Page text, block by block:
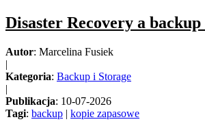
Disaster Recovery a backup
Autor: Marcelina Fusiek
|
Kategoria: Backup i Storage
|
Publikacja: 10-07-2026
Tagi: backup | kopie zapasowe